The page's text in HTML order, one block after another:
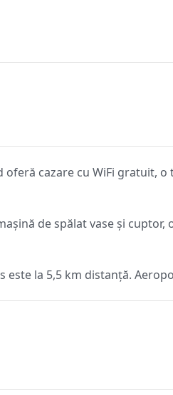
cazare cu WiFi gratuit,
de spălat vase și cuptor,
este la 5,5 km distanță.